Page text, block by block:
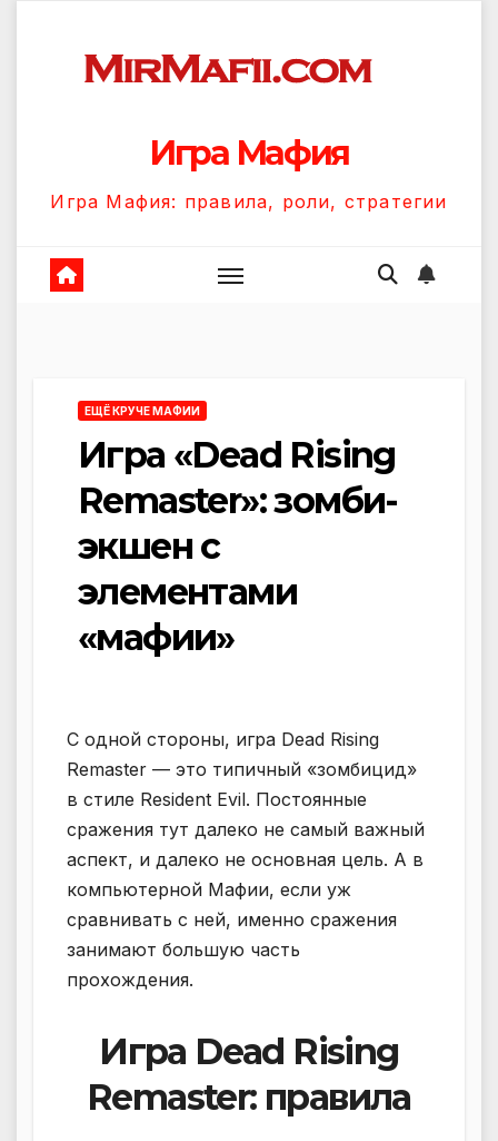
содержанию
Игра Мафия
Игра Мафия: правила, роли, стратегии
ЕЩЁ КРУЧЕ МАФИИ
Игра «Dead Rising
Remaster»: зомби-
экшен с
элементами
«мафии»
С одной стороны, игра Dead Rising
Remaster — это типичный «зомбицид»
в стиле Resident Evil. Постоянные
сражения тут далеко не самый важный
аспект, и далеко не основная цель. А в
компьютерной Мафии, если уж
сравнивать с ней, именно сражения
занимают большую часть
прохождения.
Игра Dead Rising
Remaster: правила